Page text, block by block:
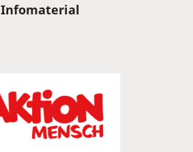
Infomaterial